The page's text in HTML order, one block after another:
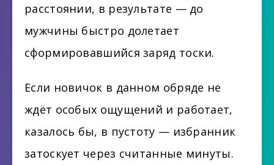
расстоянии, в результате — до
мужчины быстро долетает
сформировавшийся заряд тоски.
Если новичок в данном обряде не
ждёт особых ощущений и работает,
казалось бы, в пустоту — избранник
затоскует через считанные минуты.